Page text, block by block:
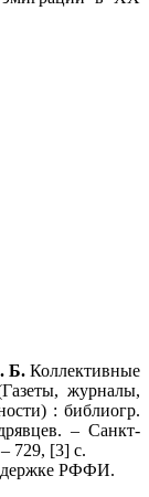
Б. Коллективные
журналы,
: библиогр.
– Санкт-
729, [3] с.
РФФИ.